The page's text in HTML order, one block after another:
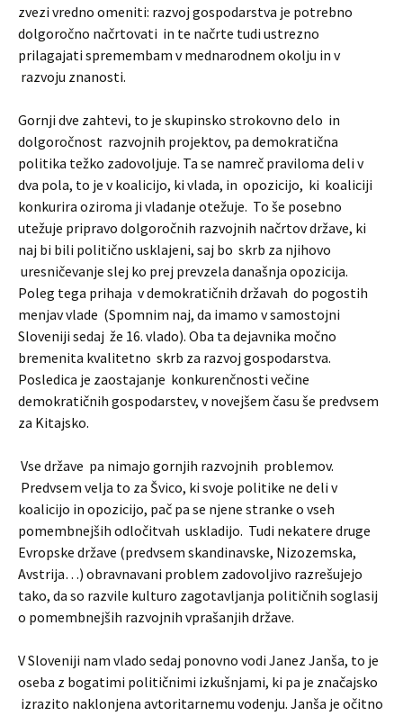
zvezi vredno omeniti: razvoj gospodarstva je potrebno
dolgoročno načrtovati in te načrte tudi ustrezno
prilagajati spremembam v mednarodnem okolju in v
razvoju znanosti.
Gornji dve zahtevi, to je skupinsko strokovno delo in
dolgoročnost razvojnih projektov, pa demokratična
politika težko zadovoljuje. Ta se namreč praviloma deli v
dva pola, to je v koalicijo, ki vlada, in opozicijo, ki koaliciji
konkurira oziroma ji vladanje otežuje. To še posebno
utežuje pripravo dolgoročnih razvojnih načrtov države, ki
naj bi bili politično usklajeni, saj bo skrb za njihovo
uresničevanje slej ko prej prevzela današnja opozicija.
Poleg tega prihaja v demokratičnih državah do pogostih
menjav vlade (Spomnim naj, da imamo v samostojni
Sloveniji sedaj že 16. vlado). Oba ta dejavnika močno
bremenita kvalitetno skrb za razvoj gospodarstva.
Posledica je zaostajanje konkurenčnosti večine
demokratičnih gospodarstev, v novejšem času še predvsem
za Kitajsko.
Vse države pa nimajo gornjih razvojnih problemov.
Predvsem velja to za Švico, ki svoje politike ne deli v
koalicijo in opozicijo, pač pa se njene stranke o vseh
pomembnejših odločitvah uskladijo. Tudi nekatere druge
Evropske države (predvsem skandinavske, Nizozemska,
Avstrija…) obravnavani problem zadovoljivo razrešujejo
tako, da so razvile kulturo zagotavljanja političnih soglasij
o pomembnejših razvojnih vprašanjih države.
V Sloveniji nam vlado sedaj ponovno vodi Janez Janša, to je
oseba z bogatimi političnimi izkušnjami, ki pa je značajsko
izrazito naklonjena avtoritarnemu vodenju. Janša je očitno